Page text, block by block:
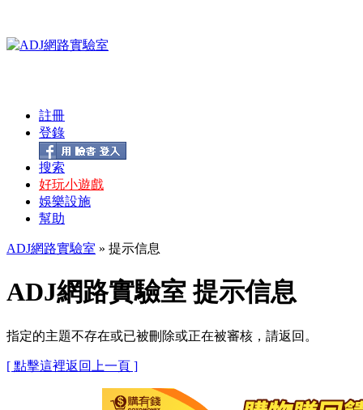
註冊
登錄
搜索
好玩小遊戲
娛樂設施
幫助
ADJ網路實驗室 » 提示信息
ADJ網路實驗室 提示信息
指定的主題不存在或已被刪除或正在被審核，請返回。
[ 點擊這裡返回上一頁 ]